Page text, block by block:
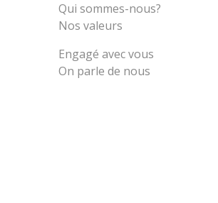
Qui sommes-nous?
Nos valeurs
Engagé avec vous
On parle de nous